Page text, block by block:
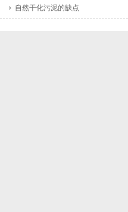
自然干化污泥的缺点